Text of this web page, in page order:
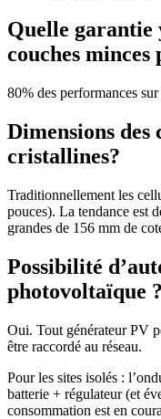
Quelle garantie
couches
80% des performances
Dimensions
cristallines?
Traditionnellement les
pouces). La tendance est
grandes de 156 mm de
Possibilité
photovoltaïque ?
Oui. Tout générateur PV
être raccordé au réseau.
Pour les sites isolés :
batterie + régulateur (et
consommation est en